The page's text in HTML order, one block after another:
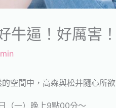
牛逼！好厲害
空間中，高森與松井隨心所
（一）晚上9點00分～